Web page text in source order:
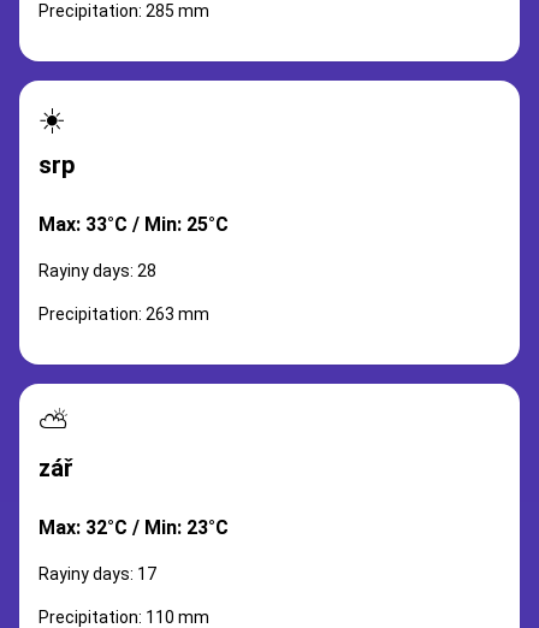
Precipitation: 285 mm
☀️
srp
Max: 33°C / Min: 25°C
Rayiny days: 28
Precipitation: 263 mm
⛅
zář
Max: 32°C / Min: 23°C
Rayiny days: 17
Precipitation: 110 mm